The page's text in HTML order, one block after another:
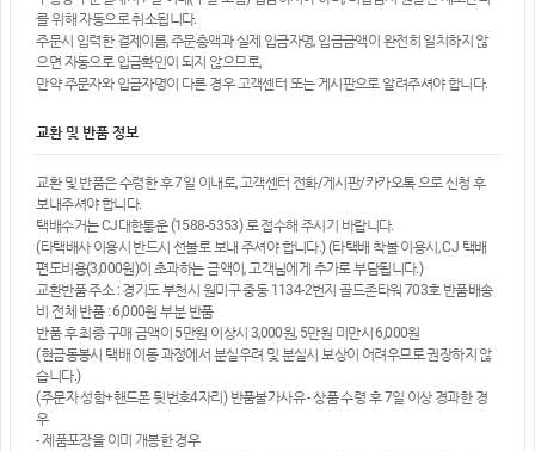
를 위해 자동으로 취소됩니다.
주문시 입력한 결제이름, 주문총액과 실제 입금자명, 입금금액이 완전히 일치하지 않
으면 자동으로 입금확인이 되지 않으므로,
만약 주문자와 입금자명이 다른 경우 고객센터 또는 게시판으로 알려주셔야 합니다.
교환 및 반품 정보
교환 및 반품은 수령한 후 7일 이내로, 고객센터 전화/게시판/카카오톡 으로 신청 후
보내주셔야 합니다.
택배수거는 CJ대한통운 (1588-5353) 로 접수해 주시기 바랍니다.
(타택배사 이용시 반드시 선불로 보내 주셔야 합니다.) (타택배 착불 이용시, CJ 택배
편도비용(3,000원)이 초과하는 금액이, 고객님에게 추가로 부담됩니다.)
교환반품 주소 : 경기도 부천시 원미구 중동 1134-2번지 골드존타워 703호 반품배송
비 전체 반품 : 6,000원 부분 반품
반품 후 최종 구매 금액이 5만원 이상시 3,000원, 5만원 미만시 6,000원
(현금동봉시 택배 이동 과정에서 분실우려 및 분실시 보상이 어려우므로 권장하지 않
습니다.)
(주문자 성함+핸드폰 뒷번호4자리) 반품불가사유 - 상품 수령 후 7일 이상 경과한 경
우
- 제품포장을 이미 개봉한 경우